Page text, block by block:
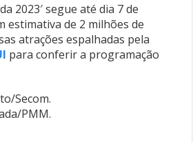
2023′ segue até dia 7 de
estimativa de 2 milhões de
atrações espalhadas pela
para conferir a programação
Secom.
PMM.